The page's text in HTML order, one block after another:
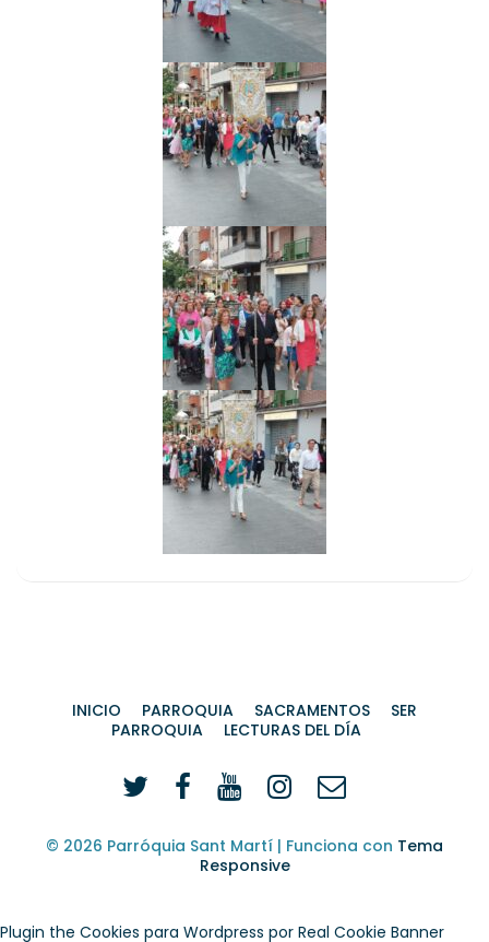
INICIO PARROQUIA SACRAMENTOS
SER
PARROQUIA
LECTURAS DEL DÍA
© 2026 Parróquia Sant Martí | Funciona con Tema
Responsive
Plugin the Cookies para Wordpress por Real Cookie Banner